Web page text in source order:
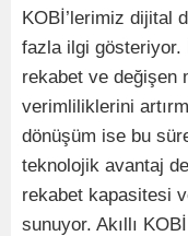
KOBİ’lerimiz dijital
fazla ilgi gösteriyor.
rekabet ve değişen
verimliliklerini
dönüşüm ise bu
teknolojik avantaj
rekabet kapasitesi
sunuyor. Akıllı